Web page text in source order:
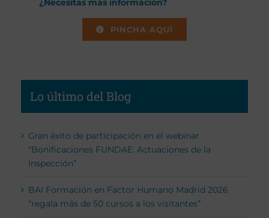
¿Necesitas más información?
PINCHA AQUÍ
Lo último del Blog
Gran éxito de participación en el webinar
“Bonificaciones FUNDAE: Actuaciones de la
Inspección”
BAI Formación en Factor Humano Madrid 2026
“regala más de 50 cursos a los visitantes”